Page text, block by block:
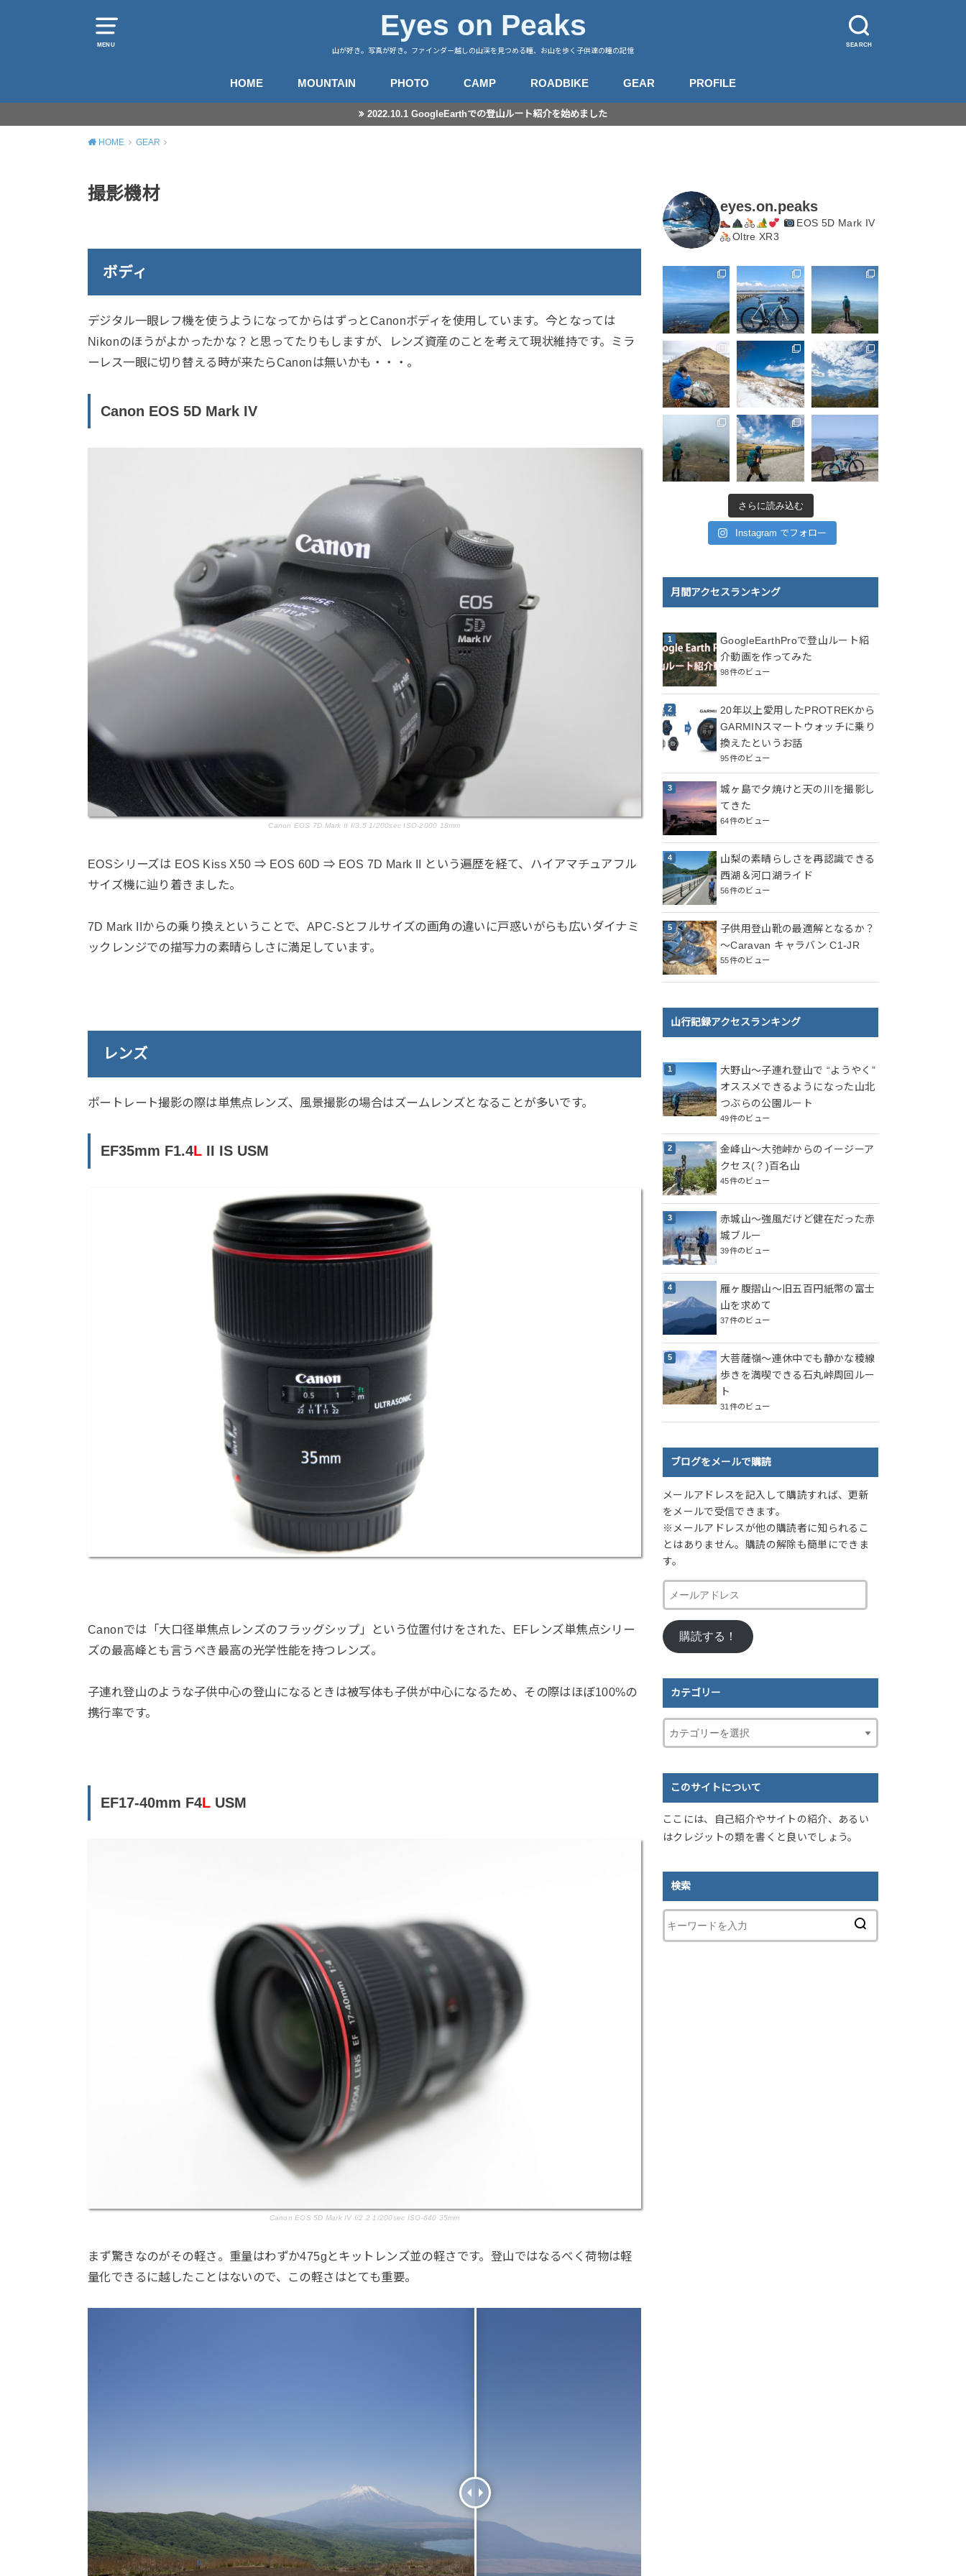
MENU SEARCH
Eyes on Peaks
山が好き。写真が好き。ファインダー越しの山渓を見つめる瞳、お山を歩く子供達の瞳の記憶
HOME MOUNTAIN
中央アルプス
南アルプス
八ヶ岳
谷川・武尊
赤城・榛名・荒船
四阿山
奥秩父
奥武蔵
高尾・陣馬
富士・御坂
丹沢
伊豆・愛鷹
箱根・湯河原
東海
房総・三浦
子連れ登山のこと
登山とITと
登山ギア
登山ギア(子供用)
PHOTO
カメラ
レンズ
星景撮影
日常スナップ
CAMP
キャンプサイト
ROADBIKE
ライドログ
GEAR PROFILE
2022.10.1 GoogleEarthでの登山ルート紹介を始めました
HOME GEAR
撮影機材
ボディ
デジタル一眼レフ機を使うようになってからはずっとCanonボディを使用しています。今となっては
Nikonのほうがよかったかな？と思ってたりもしますが、レンズ資産のことを考えて現状維持です。ミラ
ーレス一眼に切り替える時が来たらCanonは無いかも・・・。
Canon EOS 5D Mark IV
Canon EOS 7D Mark II f/3.5 1/200sec ISO-2000 18mm
EOSシリーズは EOS Kiss X50 ⇒ EOS 60D ⇒ EOS 7D Mark II という遍歴を経て、ハイアマチュアフル
サイズ機に辿り着きました。
7D Mark IIからの乗り換えということで、APC-Sとフルサイズの画角の違いに戸惑いがらも広いダイナミ
ックレンジでの描写力の素晴らしさに満足しています。
レンズ
ポートレート撮影の際は単焦点レンズ、風景撮影の場合はズームレンズとなることが多いです。
EF35mm F1.4LII IS USM
Canonでは「大口径単焦点レンズのフラッグシップ」という位置付けをされた、EFレンズ単焦点シリー
ズの最高峰とも言うべき最高の光学性能を持つレンズ。
子連れ登山のような子供中心の登山になるときは被写体も子供が中心になるため、その際はほぼ100%の
携行率です。
EF17-40mm F4LUSM
Canon EOS 5D Mark IV f/2.2 1/200sec ISO-640 35mm
まず驚きなのがその軽さ。重量はわずか475gとキットレンズ並の軽さです。登山ではなるべく荷物は軽
量化できるに越したことはないので、この軽さはとても重要。
eyes.on.peaks
EOS 5D Mark IV
Oltre XR3
さらに読み込む
Instagram でフォロー
月間アクセスランキング
GoogleEarthProで登山ルート紹
介動画を作ってみた
98件のビュー
20年以上愛用したPROTREKから
GARMINスマートウォッチに乗り
換えたというお話
95件のビュー
城ヶ島で夕焼けと天の川を撮影し
てきた
64件のビュー
山梨の素晴らしさを再認識できる
西湖＆河口湖ライド
56件のビュー
子供用登山靴の最適解となるか？
～Caravan キャラバン C1-JR
55件のビュー
山行記録アクセスランキング
大野山～子連れ登山で “ようやく”
オススメできるようになった山北
つぶらの公園ルート
49件のビュー
金峰山～大弛峠からのイージーア
クセス(？)百名山
45件のビュー
赤城山～強風だけど健在だった赤
城ブルー
39件のビュー
雁ヶ腹摺山～旧五百円紙幣の富士
山を求めて
37件のビュー
大菩薩嶺～連休中でも静かな稜線
歩きを満喫できる石丸峠周回ルー
ト
31件のビュー
ブログをメールで購読
メールアドレスを記入して購読すれば、更新
をメールで受信できます。
※メールアドレスが他の購読者に知られるこ
とはありません。購読の解除も簡単にできま
す。
ル
ア
ド
購読する！
カテゴリー
このサイトについて
ここには、自己紹介やサイトの紹介、あるい
はクレジットの類を書くと良いでしょう。
検索